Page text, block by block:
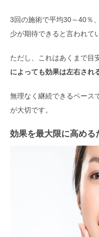
3回の施術で平均30～40％
少が期待できると言われて
ただし、これはあくまで目
によっても効果は左右され
無理なく継続できるペース
が大切です。
効果を最大限に高める